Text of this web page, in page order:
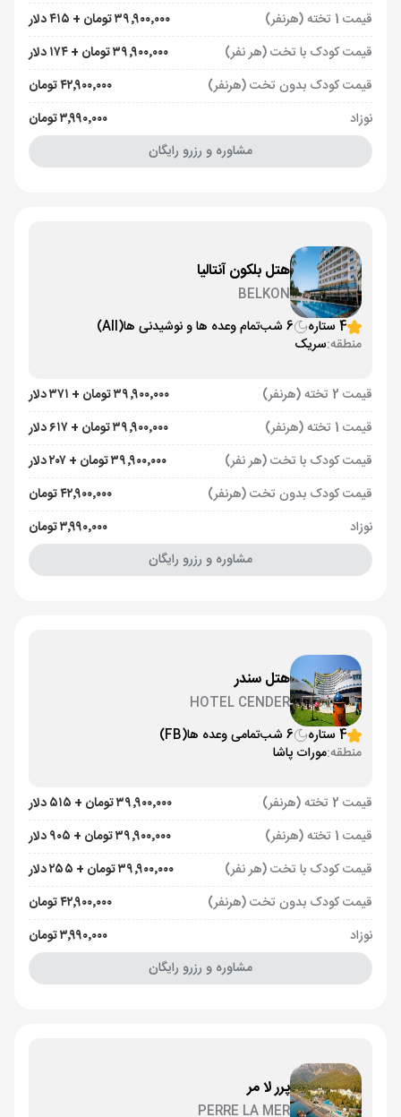
قیمت 1 تخته (هرنفر)
۳۹٬۹۰۰٬۰۰۰ تومان + ۴۱۵ دلار
قیمت کودک با تخت (هر نفر)
۳۹٬۹۰۰٬۰۰۰ تومان + ۱۷۴ دلار
قیمت کودک بدون تخت (هرنفر)
۴۲٬۹۰۰٬۰۰۰ تومان
نوزاد
۳٬۹۹۰٬۰۰۰ تومان
مشاوره و رزرو رایگان
هتل بلکون آنتالیا
BELKON
4 ستاره
6 شب تمام وعده ها و نوشیدنی ها(All)
منطقه:سریک
قیمت 2 تخته (هرنفر)
۳۹٬۹۰۰٬۰۰۰ تومان + ۳۷۱ دلار
قیمت 1 تخته (هرنفر)
۳۹٬۹۰۰٬۰۰۰ تومان + ۶۱۷ دلار
قیمت کودک با تخت (هر نفر)
۳۹٬۹۰۰٬۰۰۰ تومان + ۲۰۷ دلار
قیمت کودک بدون تخت (هرنفر)
۴۲٬۹۰۰٬۰۰۰ تومان
نوزاد
۳٬۹۹۰٬۰۰۰ تومان
مشاوره و رزرو رایگان
هتل سندر
HOTEL CENDER
4 ستاره
6 شب تمامی وعده ها(FB)
منطقه:مورات پاشا
قیمت 2 تخته (هرنفر)
۳۹٬۹۰۰٬۰۰۰ تومان + ۵۱۵ دلار
قیمت 1 تخته (هرنفر)
۳۹٬۹۰۰٬۰۰۰ تومان + ۹۰۵ دلار
قیمت کودک با تخت (هر نفر)
۳۹٬۹۰۰٬۰۰۰ تومان + ۲۵۵ دلار
قیمت کودک بدون تخت (هرنفر)
۴۲٬۹۰۰٬۰۰۰ تومان
نوزاد
۳٬۹۹۰٬۰۰۰ تومان
مشاوره و رزرو رایگان
پرر لا مر
PERRE LA MER